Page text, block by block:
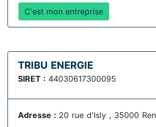
C'est mon entreprise
TRIBU ENERGIE
SIRET : 44030617300095
Adresse : 20 rue d'Isly , 35000